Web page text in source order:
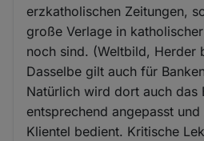
erzkatholischen Zeitungen,
große Verlage in
noch sind. (Weltbild, Herder
Dasselbe gilt auch für
Natürlich wird dort auch das
entsprechend angepasst
Klientel bedient. Kritische